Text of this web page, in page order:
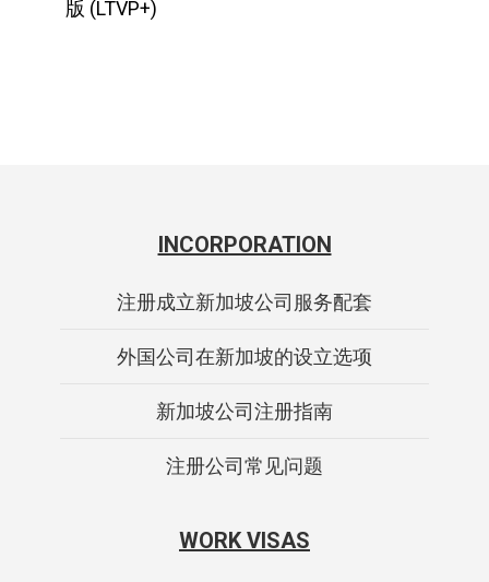
版 (LTVP+)
INCORPORATION
注册成立新加坡公司服务配套
外国公司在新加坡的设立选项
新加坡公司注册指南
注册公司常见问题
WORK VISAS